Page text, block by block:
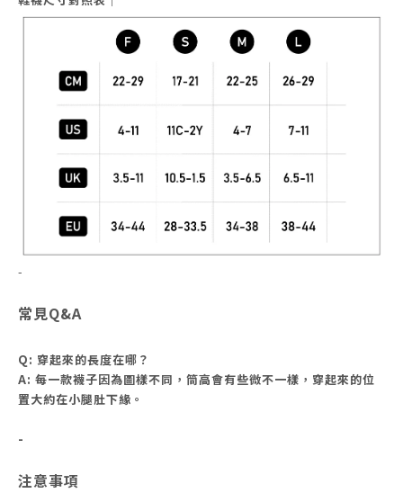
-
常見Q&A
Q: 穿起來的長度在哪？
A: 每一款襪子因為圖樣不同，筒高會有些微不一樣， 穿起來的位
置大約在小腿肚下緣。
-
注意事項